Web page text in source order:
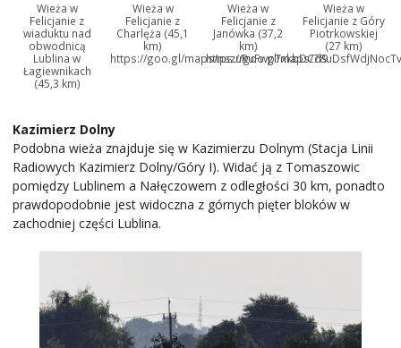
Wieża w
Felicjanie z
wiaduktu nad
obwodnicą
Lublina w
Łagiewnikach
(45,3 km)
Wieża w
Felicjanie z
Charlęża (45,1
km)
https://goo.gl/maps/nszuRuFwpTxkbDCd9
Wieża w
Felicjanie z
Janówka (37,2
km)
https://goo.gl/maps/
Wieża w
Felicjanie z Góry
Piotrkowskiej
(27 km)
Kazimierz Dolny
Podobna wieża znajduje się w Kazimierzu Dolnym (Stacja Linii
Radiowych Kazimierz Dolny/Góry I). Widać ją z Tomaszowic
pomiędzy Lublinem a Nałęczowem z odległości 30 km, ponadto
prawdopodobnie jest widoczna z górnych pięter bloków w
zachodniej części Lublina.